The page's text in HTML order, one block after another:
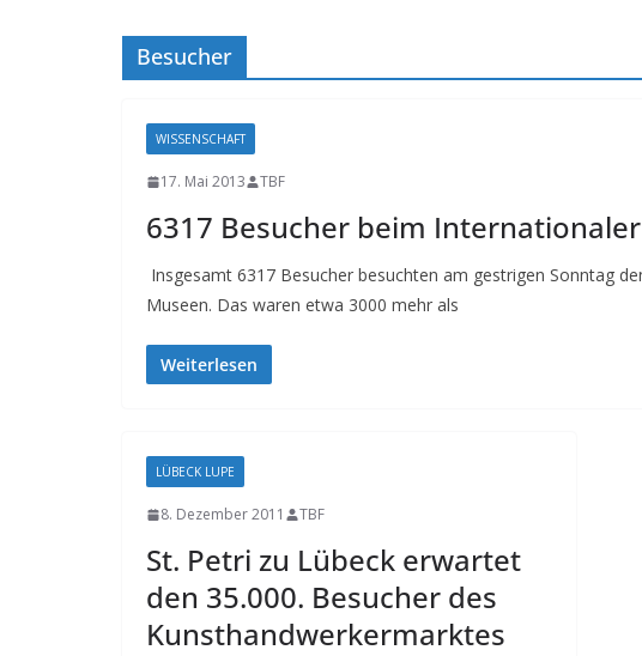
Besucher
WISSENSCHAFT
17. Mai 2013 TBF
6317 Besucher beim
Insgesamt 6317 Besucher besuchten am gestrigen Sonntag
Museen. Das waren etwa 3000 mehr als
Weiterlesen
LÜBECK LUPE
8. Dezember 2011 TBF
St. Petri zu Lübeck erwartet
den 35.000. Besucher des
Kunsthandwerkermarktes